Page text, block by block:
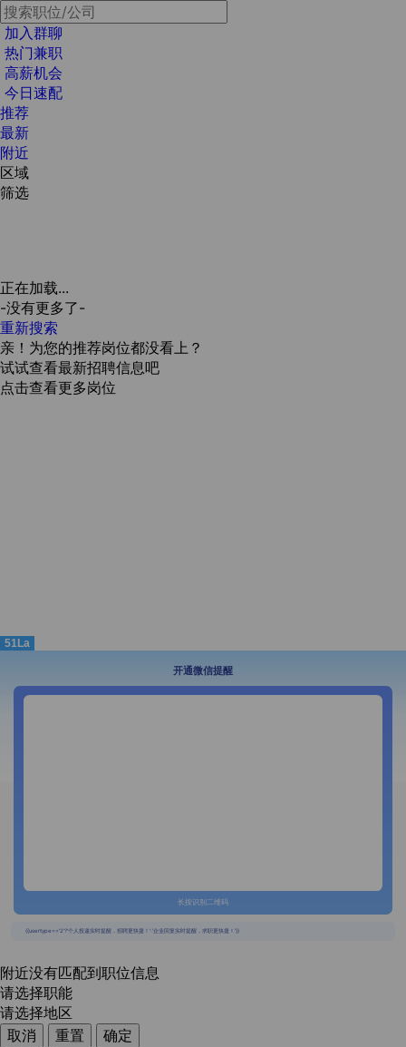
加入群聊
热门兼职
高薪机会
今日速配
推荐
最新
附近
区域
筛选
正在加载...
-没有更多了-
重新搜索
亲！为您的推荐岗位都没看上？
试试查看最新招聘信息吧
点击查看更多岗位
51La
开通微信提醒
长按识别二维码
{{usertype=='2'?'个人投递实时提醒，招聘更快捷！':'企业回复实时提醒，求职更快捷！'}}
附近没有匹配到职位信息
请选择职能
请选择地区
取消
重置
确定